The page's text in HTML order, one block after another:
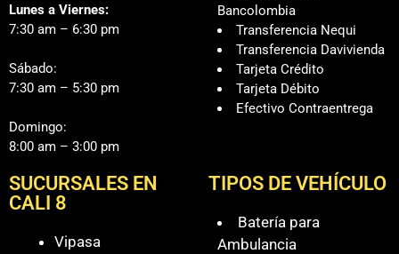
Lunes a Viernes:
7:30 am – 6:30 pm
Sábado:
7:30 am – 5:30 pm
Domingo:
8:00 am – 3:00 pm
Bancolombia
Transferencia Nequi
Transferencia Davivienda
Tarjeta Crédito
Tarjeta Débito
Efectivo Contraentrega
SUCURSALES EN
CALI 8
Vipasa
TIPOS DE VEHÍCULO
Batería para
Ambulancia